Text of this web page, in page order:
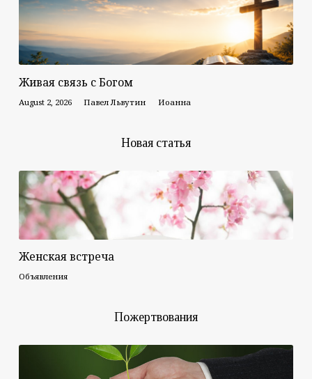
Живая связь с Богом
August 2, 2026 Павел Львутин Иоанна
Новая статья
Женская встреча
Объявления
Пожертвования